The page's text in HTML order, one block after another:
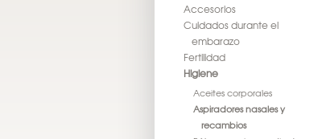
Accesorios
Cuidados durante el
embarazo
Fertilidad
Higiene
Aceites corporales
Aspiradores nasales y
recambios